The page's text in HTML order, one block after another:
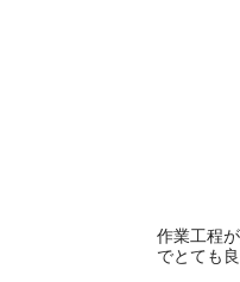
作業工程
でとても